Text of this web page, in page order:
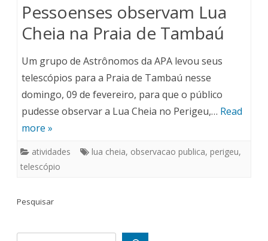
Pessoenses observam Lua
Cheia na Praia de Tambaú
Um grupo de Astrônomos da APA levou seus
telescópios para a Praia de Tambaú nesse
domingo, 09 de fevereiro, para que o público
pudesse observar a Lua Cheia no Perigeu,… Read
more »
atividades lua cheia, observacao publica, perigeu,
telescópio
Pesquisar